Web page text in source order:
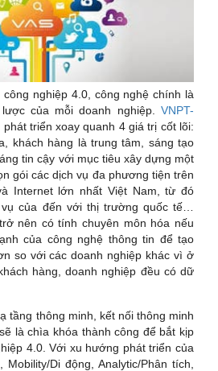
nghiệp 4.0, công nghệ chính là
của mỗi doanh nghiệp. VNPT-
triển xoay quanh 4 giá trị cốt lõi:
khách hàng là trung tâm, sáng tạo
tin cậy với mục tiêu xây dựng một
gói các dịch vụ đa phương tiện trên
Internet lớn nhất Việt Nam, từ đó
của đến với thị trường quốc tế…
nên có tính chuyên môn hóa nếu
của công nghệ thông tin để tạo
so với các doanh nghiệp khác vì ở
hàng, doanh nghiệp đều có dữ
tầng thông minh, kết nối thông minh
là chìa khóa thành công để bắt kịp
4.0. Với xu hướng phát triển của
Mobility/Di động, Analytic/Phân tích,